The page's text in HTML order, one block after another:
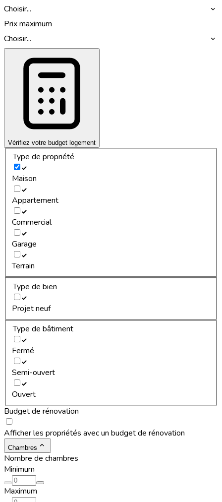
Choisir...
Prix maximum
Choisir...
Vérifiez votre budget logement
Type de propriété
Maison
Appartement
Commercial
Garage
Terrain
Type de bien
Projet neuf
Type de bâtiment
Fermé
Semi-ouvert
Ouvert
Budget de rénovation
Afficher les propriétés avec un budget de rénovation
Chambres
Nombre de chambres
Minimum
Maximum